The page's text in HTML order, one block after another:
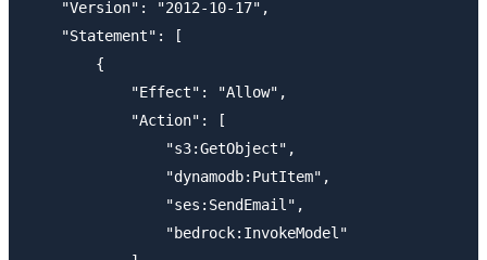
    "Version": "2012-10-17",
    "Statement": [
        {
            "Effect": "Allow",
            "Action": [
                "s3:GetObject",
                "dynamodb:PutItem",
                "ses:SendEmail",
                "bedrock:InvokeModel"